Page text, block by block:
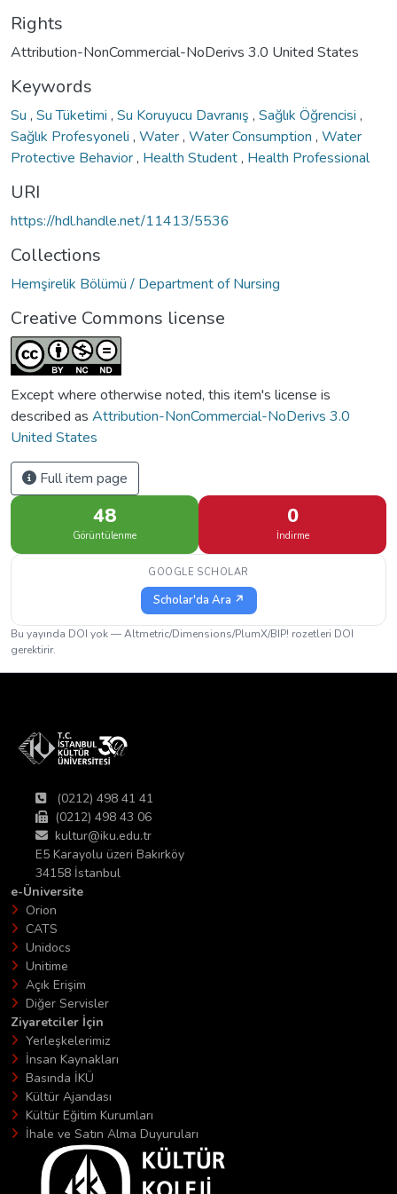
Rights
Attribution-NonCommercial-NoDerivs 3.0 United States
Keywords
Su , Su Tüketimi , Su Koruyucu Davranış , Sağlık Öğrencisi ,
Sağlık Profesyoneli , Water, Water Consumption , Water
Protective Behavior, Health Student, Health Professional
URI
https://hdl.handle.net/11413/5536
Collections
Hemşirelik Bölümü / Department of Nursing
Creative Commons license
Except where otherwise noted, this item's license is
described as Attribution-NonCommercial-NoDerivs 3.0
United States
Full item page
48
Görüntülenme
0
İndirme
GOOGLE SCHOLAR
Scholar'da Ara ↗
Bu yayında DOI yok — Altmetric/Dimensions/PlumX/BIP! rozetleri DOI
gerektirir.
(0212) 498 41 41
(0212) 498 43 06
kultur@iku.edu.tr
E5 Karayolu üzeri Bakırköy
34158 İstanbul
e-Üniversite
Orion
CATS
Unidocs
Unitime
Açık Erişim
Diğer Servisler
Ziyaretciler İçin
Yerleşkelerimiz
İnsan Kaynakları
Basında İKÜ
Kültür Ajandası
Kültür Eğitim Kurumları
İhale ve Satın Alma Duyuruları